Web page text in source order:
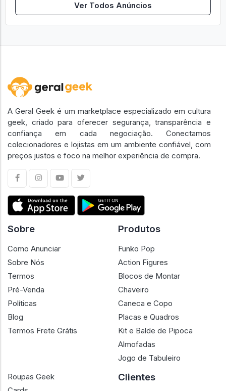
Ver Todos Anúncios
A Geral Geek é um marketplace especializado em cultura
geek, criado para oferecer segurança, transparência e
confiança em cada negociação. Conectamos
colecionadores e lojistas em um ambiente confiável, com
preços justos e foco na melhor experiência de compra.
Sobre
Como Anunciar
Sobre Nós
Termos
Pré-Venda
Políticas
Blog
Termos Frete Grátis
Produtos
Funko Pop
Action Figures
Blocos de Montar
Chaveiro
Caneca e Copo
Placas e Quadros
Kit e Balde de Pipoca
Almofadas
Jogo de Tabuleiro
Roupas Geek
Clientes